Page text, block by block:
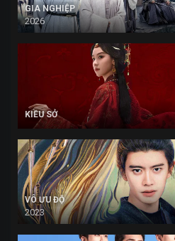
GIA NGHIỆP
2026
KIỀU SỞ
VÔ ƯU ĐỘ
2023